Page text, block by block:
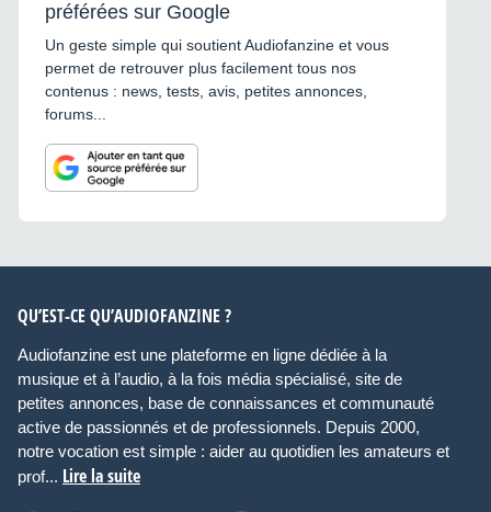
préférées sur Google
Un geste simple qui soutient Audiofanzine et vous
permet de retrouver plus facilement tous nos
contenus : news, tests, avis, petites annonces,
forums...
QU’EST-CE QU’AUDIOFANZINE ?
Audiofanzine est une plateforme en ligne dédiée à la
musique et à l’audio, à la fois média spécialisé, site de
petites annonces, base de connaissances et communauté
active de passionnés et de professionnels. Depuis 2000,
notre vocation est simple : aider au quotidien les amateurs et
prof... Lire la suite